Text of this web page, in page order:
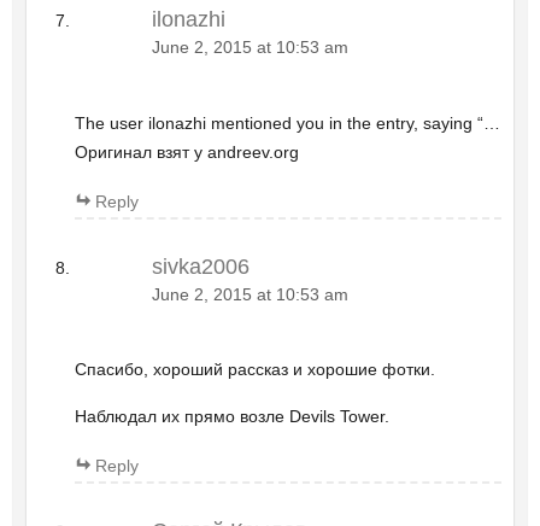
ilonazhi
June 2, 2015 at 10:53 am
The user ilonazhi mentioned you in the entry, saying “…
Оригинал взят у andreev.org
Reply
sivka2006
June 2, 2015 at 10:53 am
Спасибо, хороший рассказ и хорошие фотки.
Наблюдал их прямо возле Devils Tower.
Reply